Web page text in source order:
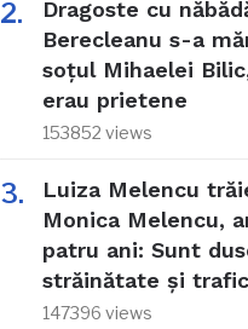
Dragoste cu
Berecleanu s-a
soțul Mihaelei
erau prietene
153852 views
Luiza Melencu
Monica Melencu,
patru ani: Sunt
străinătate și
147396 views